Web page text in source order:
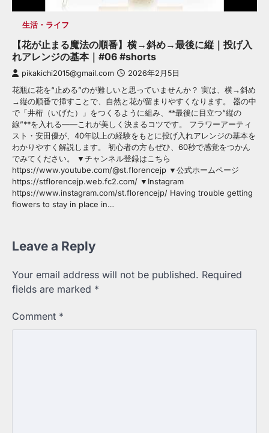
生活・ライフ
【花が止まる魔法の順番】横→斜め→最後に縦｜投げ入
れアレンジの基本｜#06 #shorts
pikakichi2015@gmail.com 2026年2月5日
花瓶に花を“止める”のが難しいと思っていませんか？ 実は、横→斜め
→縦の順番で挿すことで、自然と花が留まりやすくなります。 器の中
で「井桁（いげた）」をつくるように組み、**最後に目立つ“縦の
線”**を入れる——これが美しく決まるコツです。 フラワーアーティ
スト・安田優が、40年以上の経験をもとに投げ入れアレンジの基本を
わかりやすく解説します。 初心者の方もぜひ、60秒で感覚をつかん
でみてください。 ▼チャンネル登録はこちら
https://www.youtube.com/@st.florencejp ▼公式ホームページ
https://stflorencejp.web.fc2.com/ ▼Instagram
https://www.instagram.com/st.florencejp/ Having trouble getting
flowers to stay in place in…
Leave a Reply
Your email address will not be published. Required
fields are marked *
Comment *